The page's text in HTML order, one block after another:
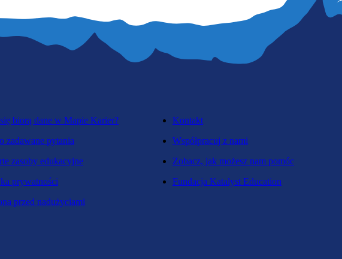
biorą dane w Mapie Karier?
zadawane pytania
zasoby edukacyjne
prywatności
przed nadużyciami
Kontakt
Współpracuj z nami
Zobacz, jak możesz nam pomóc
Fundacja Katalyst Education